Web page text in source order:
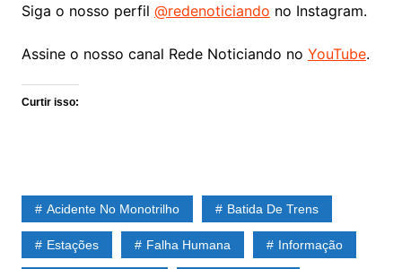
Siga o nosso perfil @redenoticiando no Instagram.
Assine o nosso canal Rede Noticiando no YouTube.
Curtir isso:
Acidente No Monotrilho Batida De Trens
Estações Falha Humana Informação